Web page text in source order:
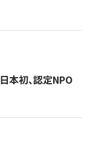
本初、認定NPO